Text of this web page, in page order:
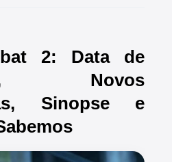
2: Data de
Novos
Sinopse e